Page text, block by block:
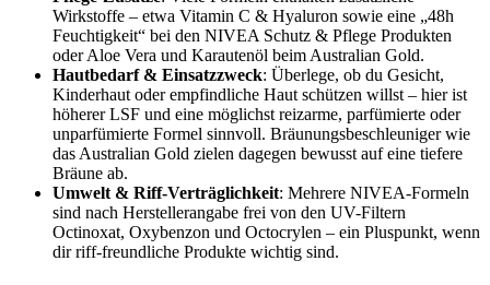
Wirkstoffe – etwa Vitamin C & Hyaluron sowie eine „48h
Feuchtigkeit“ bei den NIVEA Schutz & Pflege Produkten
oder Aloe Vera und Karautenöl beim Australian Gold.
Hautbedarf & Einsatzzweck: Überlege, ob du Gesicht,
Kinderhaut oder empfindliche Haut schützen willst – hier ist
höherer LSF und eine möglichst reizarme, parfümierte oder
unparfümierte Formel sinnvoll. Bräunungsbeschleuniger wie
das Australian Gold zielen dagegen bewusst auf eine tiefere
Bräune ab.
Umwelt & Riff-Verträglichkeit: Mehrere NIVEA-Formeln
sind nach Herstellerangabe frei von den UV-Filtern
Octinoxat, Oxybenzon und Octocrylen – ein Pluspunkt, wenn
dir riff-freundliche Produkte wichtig sind.